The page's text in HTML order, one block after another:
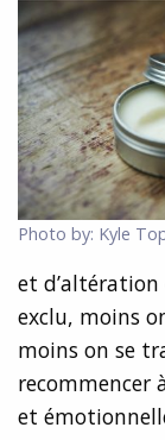
Photo by: Kyle
et d’altération
exclu, moins
moins on se
recommencer
et